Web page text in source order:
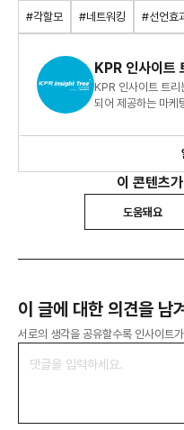
#각할모 #네트워킹 #선언효
KPR 인사이트
KPR 인사이트 트리
되어 제공하는 마케
이 콘텐츠
도움돼요
이 글에 대한 의견을 남
서로의 생각을 공유할수록 인사이트